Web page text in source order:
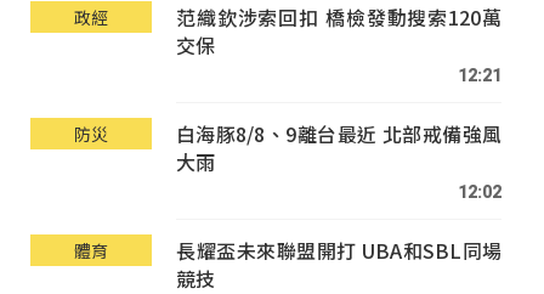
政經
范織欽涉索回扣 橋檢發動搜索120萬
交保
12:21
防災
白海豚8/8、9離台最近 北部戒備強風
大雨
12:02
體育
長耀盃未來聯盟開打 UBA和SBL同場
競技